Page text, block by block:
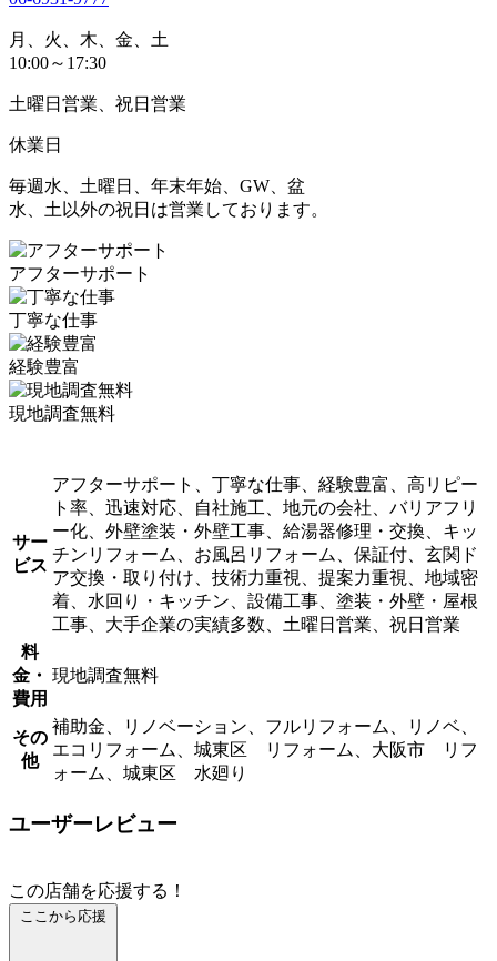
月、火、木、金、土
10:00～17:30
土曜日営業、祝日営業
休業日
毎週水、土曜日、年末年始、GW、盆
水、土以外の祝日は営業しております。
アフターサポート
丁寧な仕事
経験豊富
現地調査無料
サー
ビス
アフターサポート、丁寧な仕事、経験豊富、高リピー
ト率、迅速対応、自社施工、地元の会社、バリアフリ
ー化、外壁塗装・外壁工事、給湯器修理・交換、キッ
チンリフォーム、お風呂リフォーム、保証付、玄関ド
ア交換・取り付け、技術力重視、提案力重視、地域密
着、水回り・キッチン、設備工事、塗装・外壁・屋根
工事、大手企業の実績多数、土曜日営業、祝日営業
料
金・
費用
現地調査無料
その
他
補助金、リノベーション、フルリフォーム、リノベ、
エコリフォーム、城東区 リフォーム、大阪市 リフ
ォーム、城東区 水廻り
ユーザーレビュー
この店舗を応援する！
ここから応援